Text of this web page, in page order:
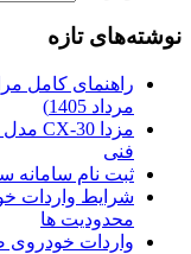
نوشته‌های تازه
مرداد 1405)
فنی
ثبت نام سامانه
شرایط واردات
محدودیت ها
واردات